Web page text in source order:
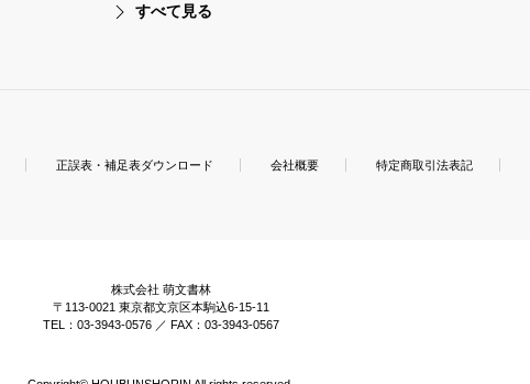
すべて見る
正誤表・補足表ダウンロード 会社概要 特定商取引法表記
株式会社 萌文書林
〒113-0021 東京都文京区本駒込6-15-11
TEL：03-3943-0576 ／ FAX：03-3943-0567